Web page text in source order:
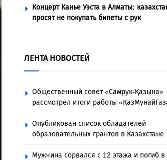
Концерт Канье Уэста в Алматы:
просят не покупать билеты с рук
ЛЕНТА НОВОСТЕЙ
Общественный совет «Самрук-Қазына»
рассмотрел итоги работы
Опубликован список обладателей
образовательных грантов в Казахстане
Мужчина сорвался с 12 этажа и погиб в